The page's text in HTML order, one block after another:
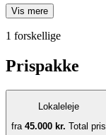
Vis mere
1 forskellige
Prispakke
Lokaleleje
fra 45.000 kr. Total pris